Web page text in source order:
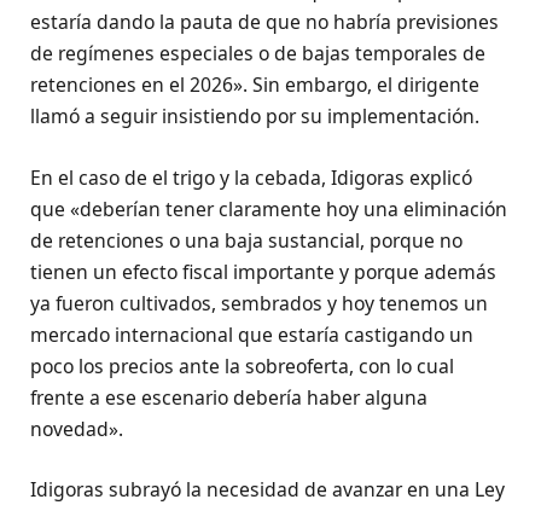
estaría dando la pauta de que no habría previsiones
de regímenes especiales o de bajas temporales de
retenciones en el 2026». Sin embargo, el dirigente
llamó a seguir insistiendo por su implementación.
En el caso de el trigo y la cebada, Idigoras explicó
que «deberían tener claramente hoy una eliminación
de retenciones o una baja sustancial, porque no
tienen un efecto fiscal importante y porque además
ya fueron cultivados, sembrados y hoy tenemos un
mercado internacional que estaría castigando un
poco los precios ante la sobreoferta, con lo cual
frente a ese escenario debería haber alguna
novedad».
Idigoras subrayó la necesidad de avanzar en una Ley